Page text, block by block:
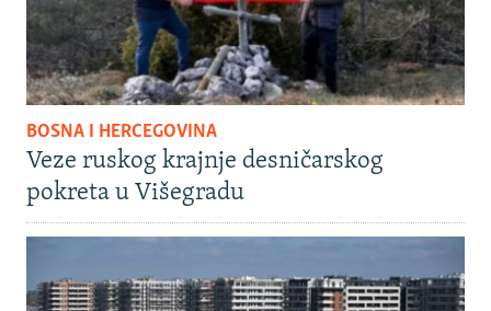
BOSNA I HERCEGOVINA
Veze ruskog krajnje desničarskog
pokreta u Višegradu